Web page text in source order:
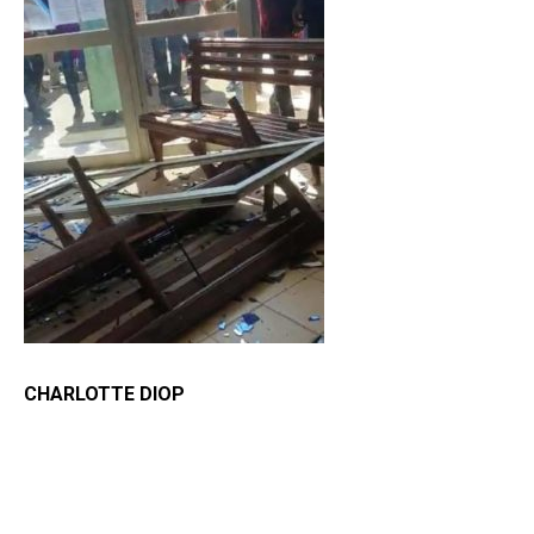
CHARLOTTE DIOP